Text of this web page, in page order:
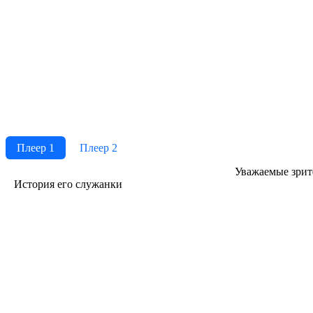
Плеер 1
Плеер 2
Ува­жае­мые
История его служанки